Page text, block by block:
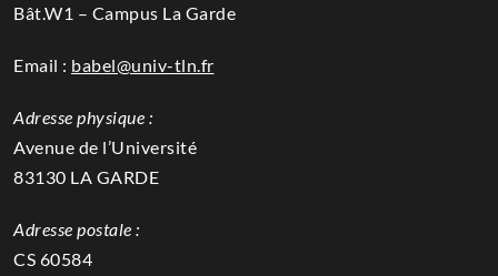
Bât.W1 – Campus La Garde
Email : babel@univ-tln.fr
Adresse physique :
Avenue de l’Université
83130 LA GARDE
Adresse postale :
CS 60584